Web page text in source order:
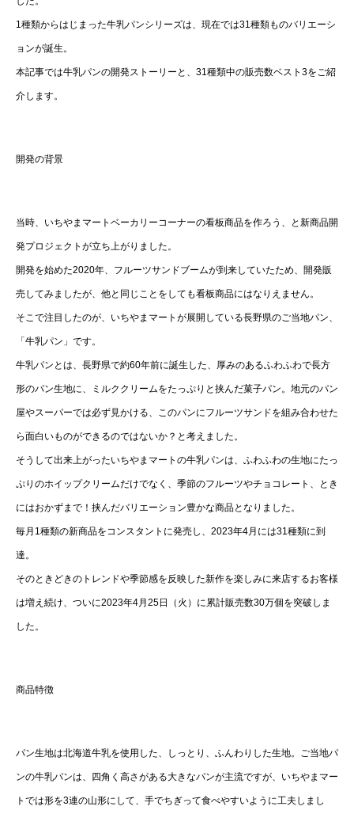
1種類からはじまった牛乳パンシリーズは、現在では31種類ものバリエーシ
ョンが誕生。
本記事では牛乳パンの開発ストーリーと、31種類中の販売数ベスト3をご紹
介します。
開発の背景
当時、いちやまマートベーカリーコーナーの看板商品を作ろう、と新商品開
発プロジェクトが立ち上がりました。
開発を始めた2020年、フルーツサンドブームが到来していたため、開発販
売してみましたが、他と同じことをしても看板商品にはなりえません。
そこで注目したのが、いちやまマートが展開している長野県のご当地パン、
「牛乳パン」です。
牛乳パンとは、長野県で約60年前に誕生した、厚みのあるふわふわで長方
形のパン生地に、ミルククリームをたっぷりと挟んだ菓子パン。地元のパン
屋やスーパーでは必ず見かける、このパンにフルーツサンドを組み合わせた
ら面白いものができるのではないか？と考えました。
そうして出来上がったいちやまマートの牛乳パンは、ふわふわの生地にたっ
ぷりのホイップクリームだけでなく、季節のフルーツやチョコレート、とき
にはおかずまで！挟んだバリエーション豊かな商品となりました。
毎月1種類の新商品をコンスタントに発売し、2023年4月には31種類に到
達。
そのときどきのトレンドや季節感を反映した新作を楽しみに来店するお客様
は増え続け、ついに2023年4月25日（火）に累計販売数30万個を突破しま
した。
商品特徴
パン生地は北海道牛乳を使用した、しっとり、ふんわりした生地。ご当地パ
ンの牛乳パンは、四角く高さがある大きなパンが主流ですが、いちやまマー
トでは形を3連の山形にして、手でちぎって食べやすいように工夫しまし